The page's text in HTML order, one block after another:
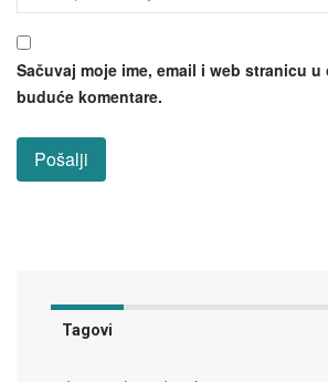
Sačuvaj moje ime, email i web stranicu u
buduće komentare.
Tagovi